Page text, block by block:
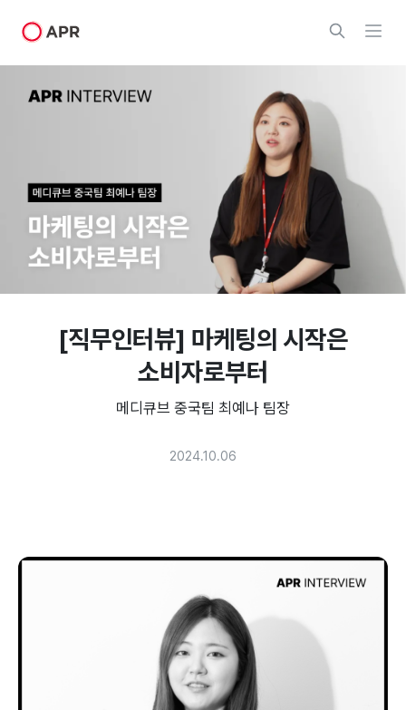
[직무인터뷰] 마케팅의 시작은
소비자로부터
메디큐브 중국팀 최예나 팀장
2024.10.06